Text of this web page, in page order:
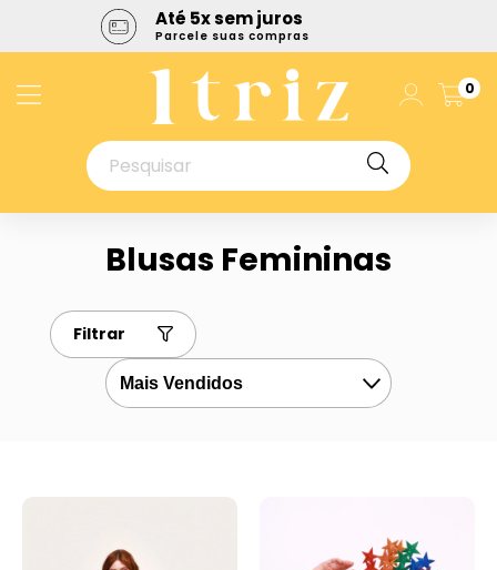
Até 5x sem juros
Parcele suas compras
0
Blusas Femininas
Filtrar